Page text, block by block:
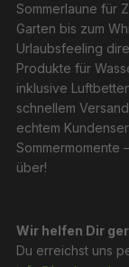
Sommerlaune für
Garten bis zum
Urlaubsfeeling
Produkte für
inklusive
schnellem
echtem
Sommermomente
über!
Wir helfen Dir
Du erreichst uns